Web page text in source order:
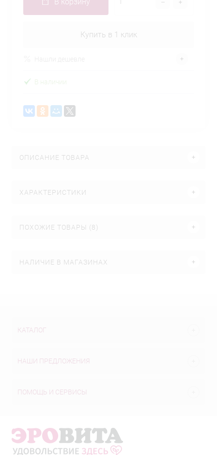
Купить в 1 клик
В наличии
ОПИСАНИЕ ТОВАРА
ХАРАКТЕРИСТИКИ
ПОХОЖИЕ ТОВАРЫ (8)
НАЛИЧИЕ В МАГАЗИНАХ
КАТАЛОГ
НАШИ ПРЕДЛОЖЕНИЯ
ПОМОЩЬ И СЕРВИСЫ